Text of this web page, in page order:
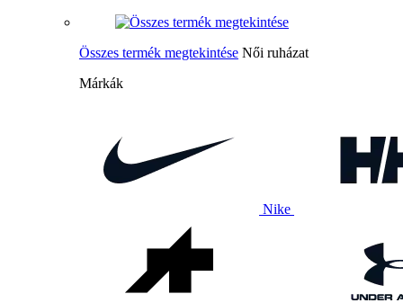
Összes termék megtekintése Női ruházat
Márkák
Nike